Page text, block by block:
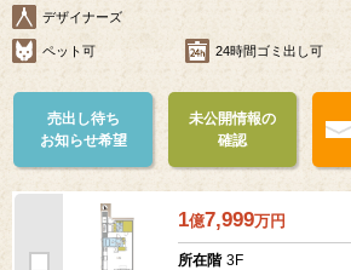
デザイナーズ
ペット可 24時間ゴミ出し可
売出し待ち
お知らせ希望
未公開情報の
確認
1億7,999万円
所在階 3F